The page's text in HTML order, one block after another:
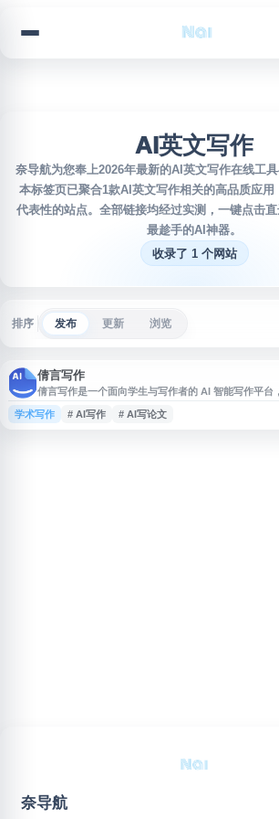
AI英文写作
奈导航为您奉上2026年最新的AI英文写作在线工具
本标签页已聚合1款AI英文写作相关的高品质应用
代表性的站点。全部链接均经过实测，一键点击
最趁手的AI神器。
收录了 1 个网站
排序 发布 更新 浏览
倩言写作
倩言写作是一个面向学生与写作者的 AI 智能写作平台
材、英语语法纠错、文本润色、作文批改、论文写作与
大中小学作文、托福、考研、四六级等写作场景，适合
学术写作 # AI写作 # AI写论文
奈导航